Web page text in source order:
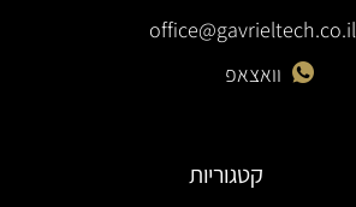
office@gavrieltech.co.il
וואצאפ
קטגוריות